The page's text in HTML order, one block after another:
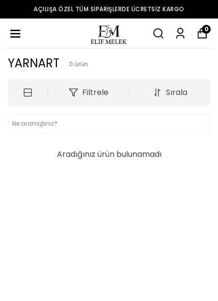
AÇILIŞA ÖZEL TÜM SIPARIŞLERDE ÜCRETSIZ KARGO
0
YARNART 0 ürün
Filtrele Sırala
Aradığınız ürün bulunamadı